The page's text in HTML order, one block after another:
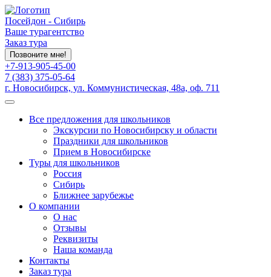
Посейдон - Сибирь
Ваше турагентство
Заказ тура
Позвоните мне!
+7-913-905-45-00
7 (383) 375-05-64
г. Новосибирск, ул. Коммунистическая, 48а, оф. 711
Все предложения для школьников
Экскурсии по Новосибирску и области
Праздники для школьников
Прием в Новосибирске
Туры для школьников
Россия
Сибирь
Ближнее зарубежье
О компании
О нас
Отзывы
Реквизиты
Наша команда
Контакты
Заказ тура